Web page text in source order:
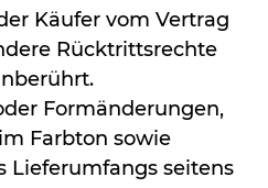
Käufer vom Vertrag
Rücktrittsrechte
Formänderungen,
Farbton sowie
Lieferumfangs seitens